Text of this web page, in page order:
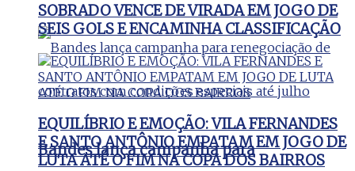
Bandes lança campanha para
SOBRADO VENCE DE VIRADA EM JOGO DE
SEIS GOLS E ENCAMINHA CLASSIFICAÇÃO
EQUILÍBRIO E EMOÇÃO: VILA FERNANDES
E SANTO ANTÔNIO EMPATAM EM JOGO DE
LUTA ATÉ O FIM NA COPA DOS BAIRROS